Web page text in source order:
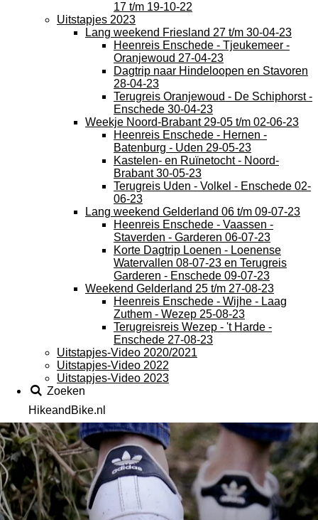
17 t/m 19-10-22
Uitstapjes 2023
Lang weekend Friesland 27 t/m 30-04-23
Heenreis Enschede - Tjeukemeer -
Oranjewoud 27-04-23
Dagtrip naar Hindeloopen en Stavoren
28-04-23
Terugreis Oranjewoud - De Schiphorst -
Enschede 30-04-23
Weekje Noord-Brabant 29-05 t/m 02-06-23
Heenreis Enschede - Hernen -
Batenburg - Uden 29-05-23
Kastelen- en Ruïnetocht - Noord-
Brabant 30-05-23
Terugreis Uden - Volkel - Enschede 02-
06-23
Lang weekend Gelderland 06 t/m 09-07-23
Heenreis Enschede - Vaassen -
Staverden - Garderen 06-07-23
Korte Dagtrip Loenen - Loenense
Watervallen 08-07-23 en Terugreis
Garderen - Enschede 09-07-23
Weekend Gelderland 25 t/m 27-08-23
Heenreis Enschede - Wijhe - Laag
Zuthem - Wezep 25-08-23
Terugreisreis Wezep - 't Harde -
Enschede 27-08-23
Uitstapjes-Video 2020/2021
Uitstapjes-Video 2022
Uitstapjes-Video 2023
Zoeken
HikeandBike.nl